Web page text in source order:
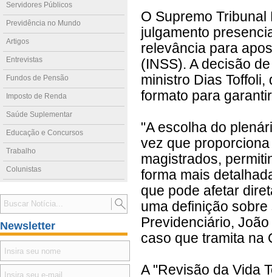
Servidores Públicos
Previdência no Mundo
Artigos
Entrevistas
Fundos de Pensão
Imposto de Renda
Saúde Suplementar
Educação e Concursos
Trabalho
Colunistas
Newsletter
O Supremo
julgamento
relevância para
(INSS). A decisão
ministro Dias
formato para
"A escolha do
vez que
magistrados,
forma mais
que pode afetar
uma definição
Previdenciário,
caso que tramita na
A "Revisão da Vida